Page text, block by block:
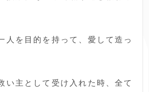
人を目的を持って、愛して造っ
い主として受け入れた時、全て